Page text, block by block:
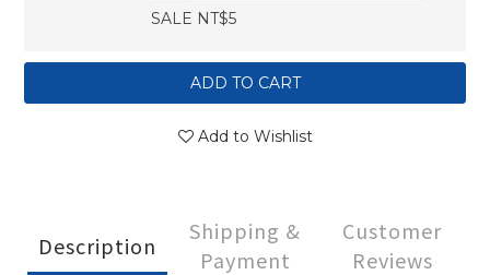
SALE NT$5
ADD TO CART
Add to Wishlist
Description
Shipping &
Payment
Customer
Reviews